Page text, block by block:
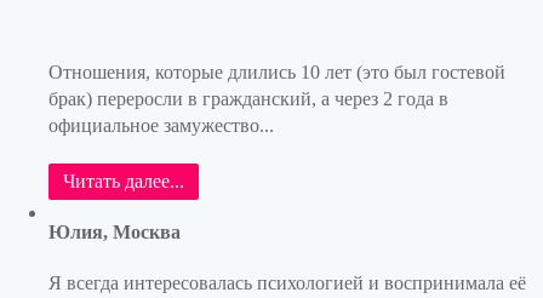
Отношения, которые длились 10 лет (это был гостевой
брак) переросли в гражданский, а через 2 года в
официальное замужество...
Читать далее...
Юлия, Москва
Я всегда интересовалась психологией и воспринимала её